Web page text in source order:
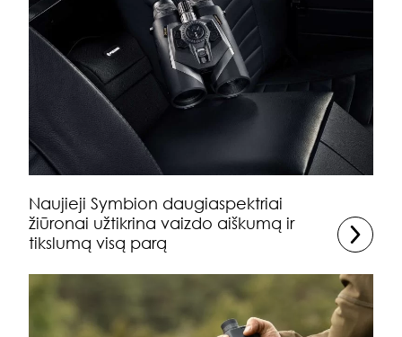
Naujieji Symbion daugiaspektriai
žiūronai užtikrina vaizdo aiškumą ir
tikslumą visą parą